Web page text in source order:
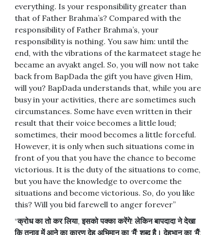
everything. Is your responsibility greater than
that of Father Brahma’s? Compared with the
responsibility of Father Brahma’s, your
responsibility is nothing. You saw him: until the
end, with the vibrations of the karmateet stage he
became an avyakt angel. So, you will now not take
back from BapDada the gift you have given Him,
will you? BapDada understands that, while you are
busy in your activities, there are sometimes such
circumstances. Some have even written in their
result that their voice becomes a little loud;
sometimes, their mood becomes a little forceful.
However, it is only when such situations come in
front of you that you have the chance to become
victorious. It is the duty of the situations to come,
but you have the knowledge to overcome the
situations and become victorious. So, do you like
this? Will you bid farewell to anger forever”
“क्रोध का तो कर लिया,इसको पक्का करेंगे!लेकिन बापदादा ने देखा
कि तनाव में आने का कारण देह अभिमान का‘मैं‘शब्द है। देहभान का‘मैं‘,